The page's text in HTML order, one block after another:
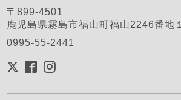
〒899-4501
鹿児島県霧島市福山町福山2246番地１
0995-55-2441